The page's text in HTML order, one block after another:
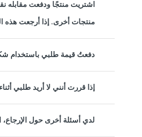
اشتريت منتجًا ودفعت مقابله
منتجات أخرى. إذا أرجعت هذه
دفعتُ قيمة طلبي باستخدام
إذا قررت أنني لا أريد طلبي
لدي أسئلة أخرى حول الإرجاع،